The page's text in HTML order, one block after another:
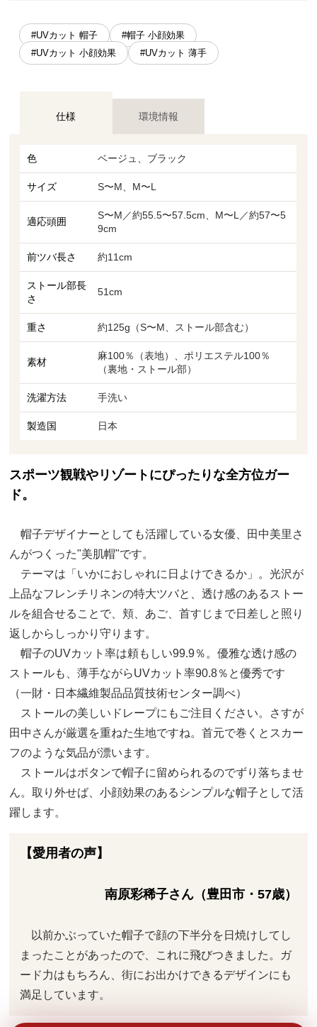
#UVカット 帽子
#帽子 小顔効果
#UVカット 小顔効果
#UVカット 薄手
仕様 環境情報
色 ベージュ、ブラック
サイズ S〜M、M〜L
適応頭囲
S〜M／約55.5〜57.5cm、M〜L／約57〜5
9cm
前ツバ長さ 約11cm
ストール部長
さ
51cm
重さ 約125g（S〜M、ストール部含む）
素材
麻100％（表地）、ポリエステル100％
（裏地・ストール部）
洗濯方法 手洗い
製造国 日本
スポーツ観戦やリゾートにぴったりな全方位ガー
ド。
帽子デザイナーとしても活躍している女優、田中美里さ
んがつくった"美肌帽"です。
テーマは「いかにおしゃれに日よけできるか」。光沢が
上品なフレンチリネンの特大ツバと、透け感のあるストー
ルを組合せることで、頬、あご、首すじまで日差しと照り
返しからしっかり守ります。
帽子のUVカット率は頼もしい99.9％。優雅な透け感の
ストールも、薄手ながらUVカット率90.8％と優秀です
（一財・日本繊維製品品質技術センター調べ）
ストールの美しいドレープにもご注目ください。さすが
田中さんが厳選を重ねた生地ですね。首元で巻くとスカー
フのような気品が漂います。
ストールはボタンで帽子に留められるのでずり落ちませ
ん。取り外せば、小顔効果のあるシンプルな帽子として活
躍します。
【愛用者の声】
南原彩稀子さん（豊田市・57歳）
以前かぶっていた帽子で顔の下半分を日焼けしてし
まったことがあったので、これに飛びつきました。ガ
ード力はもちろん、街にお出かけできるデザインにも
満足しています。